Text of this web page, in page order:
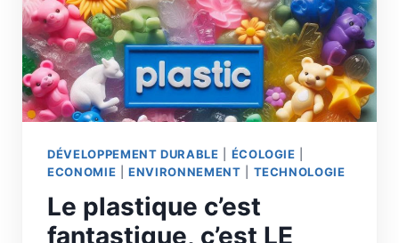
DÉVELOPPEMENT DURABLE ÉCOLOGIE
ECONOMIE |ENVIRONNEMENT TECHNOLOGIE
Le plastique c’est
fantastique, c’est LE